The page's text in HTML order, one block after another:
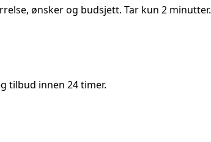
ønsker og budsjett. Tar kun 2 minutter.
tilbud innen 24 timer.